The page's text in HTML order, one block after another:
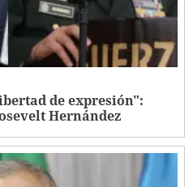
de expresión":
Hernández